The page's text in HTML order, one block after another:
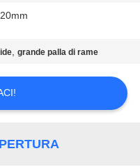
,grande palla di rame